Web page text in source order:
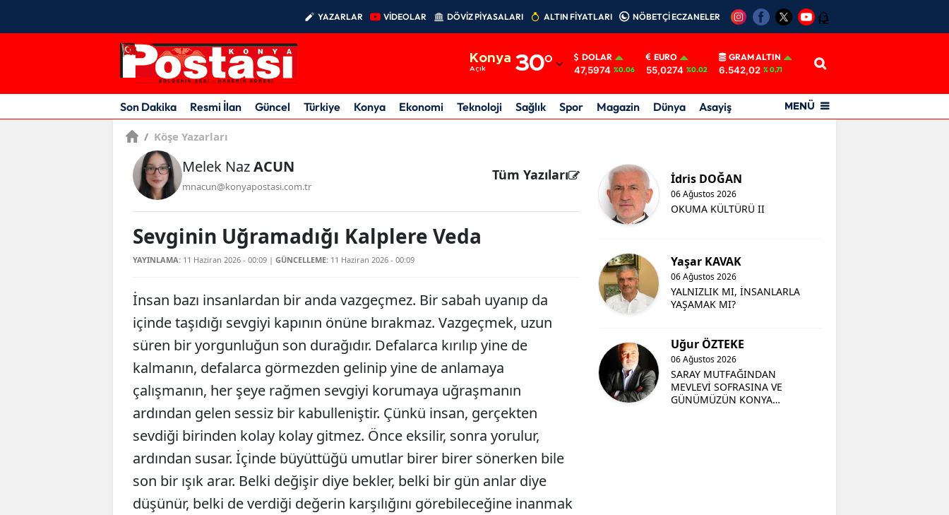
YAZARLAR VİDEOLAR DÖVİZ PİYASALARI ALTIN FİYATLARI NÖBETÇİ ECZANELER 12
Konya
Açık 30°
Adıyaman
Afyonkarahisar
Antalya
Balıkesir
Bilecik
Bitlis
Bolu
Burdur
Bursa
Çanakkale
DOLAR
47,5974 %0.06
EURO
55,0274 %0.02
GRAM ALTIN
6.542,02 % 0,71
Son Dakika Resmi İlan Güncel Türkiye Konya Ekonomi Teknoloji Sağlık Spor Magazin Dünya Asayiş MENÜ
/ Köşe Yazarları
Melek NazACUN
mnacun@konyapostasi.com.tr
Tüm Yazıları
Sevginin Uğramadığı Kalplere Veda
YAYINLAMA: 11 Haziran 2026 - 00:09 | GÜNCELLEME: 11 Haziran 2026 - 00:09
İnsan bazı insanlardan bir anda vazgeçmez. Bir sabah uyanıp da
içinde taşıdığı sevgiyi kapının önüne bırakmaz. Vazgeçmek, uzun
süren bir yorgunluğun son durağıdır. Defalarca kırılıp yine de
kalmanın, defalarca görmezden gelinip yine de anlamaya
çalışmanın, her şeye rağmen sevgiyi korumaya uğraşmanın
ardından gelen sessiz bir kabulleniştir. Çünkü insan, gerçekten
sevdiği birinden kolay kolay gitmez. Önce eksilir, sonra yorulur,
ardından susar. İçinde büyüttüğü umutlar birer birer sönerken bile
son bir ışık arar. Belki değişir diye bekler, belki bir gün anlar diye
düşünür, belki de verdiği değerin karşılığını görebileceğine inanmak
İdris DOĞAN
06 Ağustos 2026
OKUMA KÜLTÜRÜ II
Yaşar KAVAK
06 Ağustos 2026
YALNIZLIK MI, İNSANLARLA
YAŞAMAK MI?
Uğur ÖZTEKE
06 Ağustos 2026
SARAY MUTFAĞINDAN
MEVLEVİ SOFRASINA VE
GÜNÜMÜZÜN KONYA